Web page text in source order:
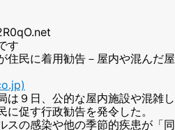
す
住民に着用勧告－屋内や混んだ屋
は９日、公的な屋内施設や混雑し
促す行政勧告を発令した。
の感染や他の季節的疾患が「同